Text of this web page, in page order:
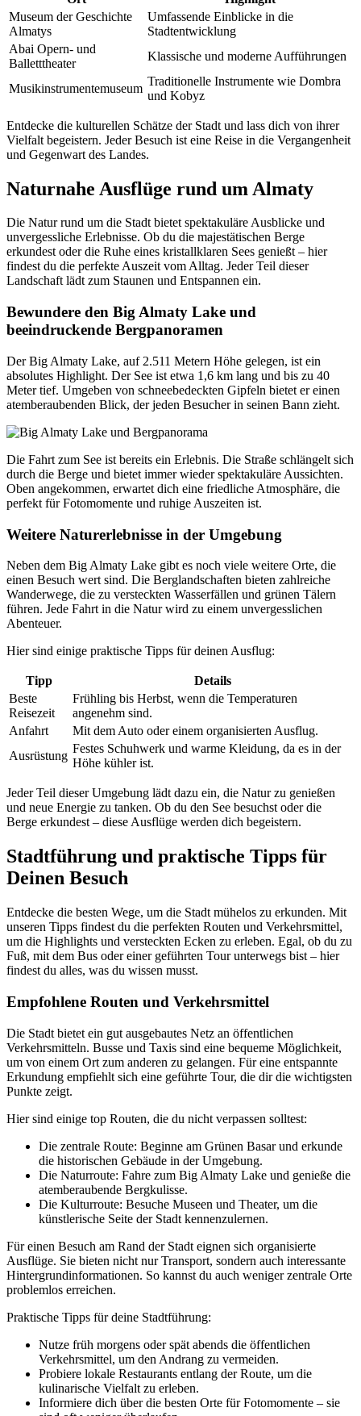
Museum der Geschichte
Almatys
Umfassende Einblicke in die
Stadtentwicklung
Abai Opern- und
Balletttheater
Klassische und moderne Aufführungen
Musikinstrumentemuseum
Traditionelle Instrumente wie Dombra
und Kobyz
Entdecke die kulturellen Schätze der Stadt und lass dich von ihrer
Vielfalt begeistern. Jeder Besuch ist eine Reise in die Vergangenheit
und Gegenwart des Landes.
Naturnahe Ausflüge rund um Almaty
Die Natur rund um die Stadt bietet spektakuläre Ausblicke und
unvergessliche Erlebnisse. Ob du die majestätischen Berge
erkundest oder die Ruhe eines kristallklaren Sees genießt – hier
findest du die perfekte Auszeit vom Alltag. Jeder Teil dieser
Landschaft lädt zum Staunen und Entspannen ein.
Bewundere den Big Almaty Lake und
beeindruckende Bergpanoramen
Der Big Almaty Lake, auf 2.511 Metern Höhe gelegen, ist ein
absolutes Highlight. Der See ist etwa 1,6 km lang und bis zu 40
Meter tief. Umgeben von schneebedeckten Gipfeln bietet er einen
atemberaubenden Blick, der jeden Besucher in seinen Bann zieht.
Die Fahrt zum See ist bereits ein Erlebnis. Die Straße schlängelt sich
durch die Berge und bietet immer wieder spektakuläre Aussichten.
Oben angekommen, erwartet dich eine friedliche Atmosphäre, die
perfekt für Fotomomente und ruhige Auszeiten ist.
Weitere Naturerlebnisse in der Umgebung
Neben dem Big Almaty Lake gibt es noch viele weitere Orte, die
einen Besuch wert sind. Die Berglandschaften bieten zahlreiche
Wanderwege, die zu versteckten Wasserfällen und grünen Tälern
führen. Jede Fahrt in die Natur wird zu einem unvergesslichen
Abenteuer.
Hier sind einige praktische Tipps für deinen Ausflug:
Tipp
Details
Beste
Reisezeit
Frühling bis Herbst, wenn die Temperaturen
angenehm sind.
Anfahrt
Mit dem Auto oder einem organisierten Ausflug.
Ausrüstung
Festes Schuhwerk und warme Kleidung, da es in der
Höhe kühler ist.
Jeder Teil dieser Umgebung lädt dazu ein, die Natur zu genießen
und neue Energie zu tanken. Ob du den See besuchst oder die
Berge erkundest – diese Ausflüge werden dich begeistern.
Stadtführung und praktische Tipps für
Deinen Besuch
Entdecke die besten Wege, um die Stadt mühelos zu erkunden. Mit
unseren Tipps findest du die perfekten Routen und Verkehrsmittel,
um die Highlights und versteckten Ecken zu erleben. Egal, ob du zu
Fuß, mit dem Bus oder einer geführten Tour unterwegs bist – hier
findest du alles, was du wissen musst.
Empfohlene Routen und Verkehrsmittel
Die Stadt bietet ein gut ausgebautes Netz an öffentlichen
Verkehrsmitteln. Busse und Taxis sind eine bequeme Möglichkeit,
um von einem Ort zum anderen zu gelangen. Für eine entspannte
Erkundung empfiehlt sich eine geführte Tour, die dir die wichtigsten
Punkte zeigt.
Hier sind einige top Routen, die du nicht verpassen solltest:
Die zentrale Route: Beginne am Grünen Basar und erkunde
die historischen Gebäude in der Umgebung.
Die Naturroute: Fahre zum Big Almaty Lake und genieße die
atemberaubende Bergkulisse.
Die Kulturroute: Besuche Museen und Theater, um die
künstlerische Seite der Stadt kennenzulernen.
Für einen Besuch am Rand der Stadt eignen sich organisierte
Ausflüge. Sie bieten nicht nur Transport, sondern auch interessante
Hintergrundinformationen. So kannst du auch weniger zentrale Orte
problemlos erreichen.
Praktische Tipps für deine Stadtführung:
Nutze früh morgens oder spät abends die öffentlichen
Verkehrsmittel, um den Andrang zu vermeiden.
Probiere lokale Restaurants entlang der Route, um die
kulinarische Vielfalt zu erleben.
Informiere dich über die besten Orte für Fotomomente – sie